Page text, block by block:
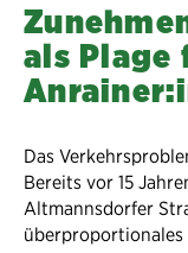
als Plage
Das
Bereits vor 15
Altmannsdorfer
überproportionales